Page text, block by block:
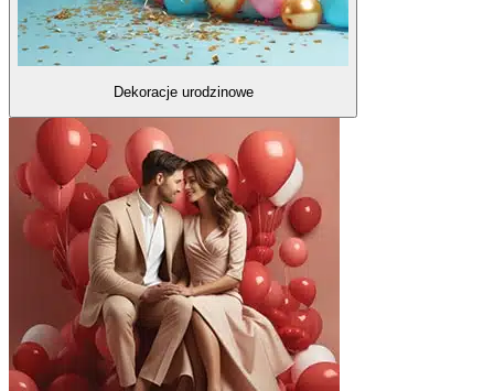
Dekoracje urodzinowe